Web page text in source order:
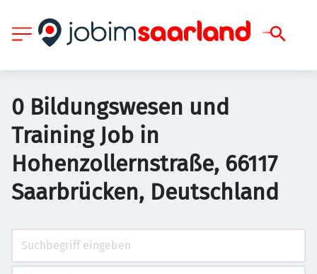
0 Bildungswesen und
Training Job in
Hohenzollernstraße, 66117
Saarbrücken, Deutschland